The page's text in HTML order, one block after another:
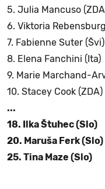
5. Julia Mancuso
6. Viktoria
7. Fabienne Suter
8. Elena Fanchini
9. Marie Marchand-
10. Stacey Cook
...
18. Ilka Štuhec
20. Maruša Ferk
25. Tina Maze